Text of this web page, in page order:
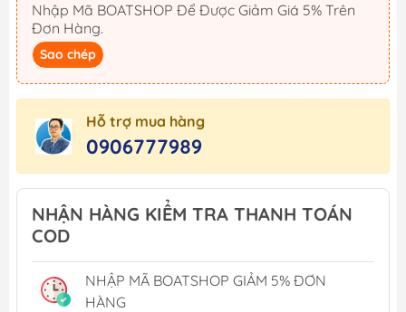
Nhập Mã BOATSHOP Để Được Giảm Giá 5% Trên
Đơn Hàng.
Sao chép
Hỗ trợ mua hàng
0906777989
NHẬN HÀNG KIỂM TRA THANH TOÁN
COD
NHẬP MÃ BOATSHOP GIẢM 5% ĐƠN
HÀNG